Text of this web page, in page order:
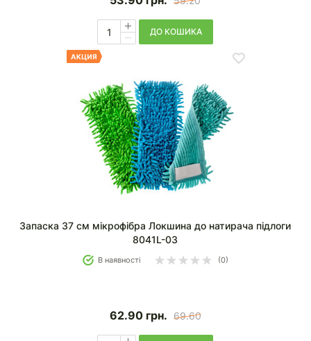
ДО КОШИКА
Запаска 37 см мікрофібра Локшина до натирача підлоги
8041L-03
В наявності (0)
62.90 грн. 69.60